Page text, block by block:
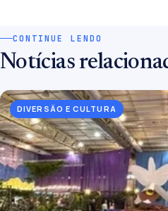
CONTINUE LENDO
Notícias
DIVERSÃO E CULTURA